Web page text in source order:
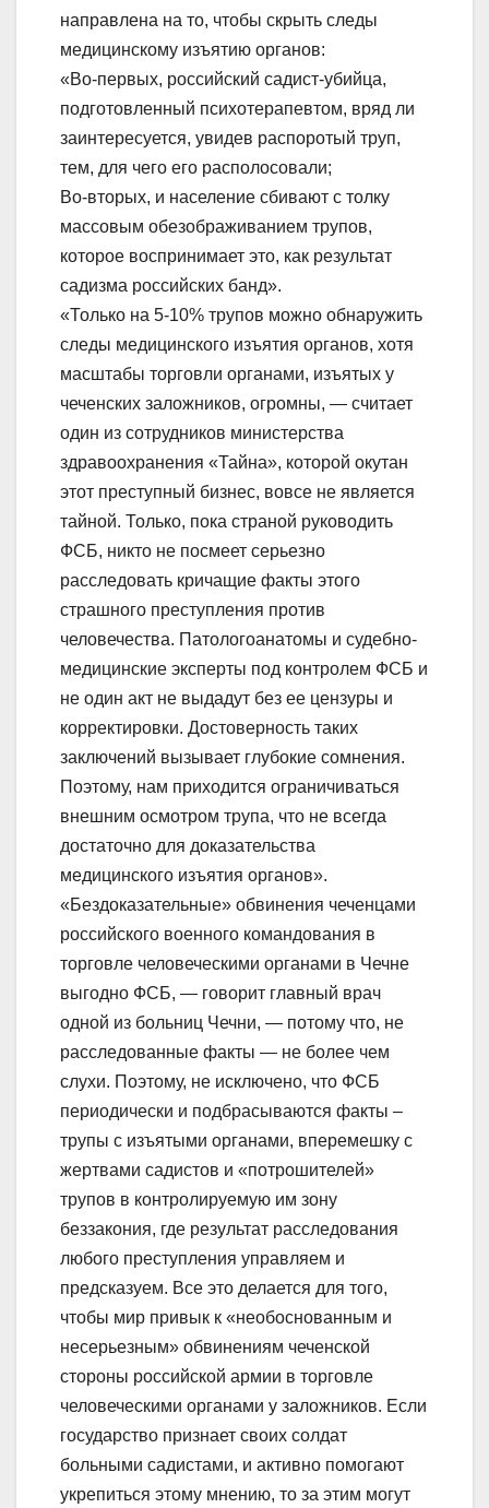
направлена на то, чтобы скрыть следы
медицинскому изъятию органов:
«Во-первых, российский садист-убийца,
подготовленный психотерапевтом, вряд ли
заинтересуется, увидев распоротый труп,
тем, для чего его располосовали;
Во-вторых, и население сбивают с толку
массовым обезображиванием трупов,
которое воспринимает это, как результат
садизма российских банд».
«Только на 5-10% трупов можно обнаружить
следы медицинского изъятия органов, хотя
масштабы торговли органами, изъятых у
чеченских заложников, огромны, — считает
один из сотрудников министерства
здравоохранения «Тайна», которой окутан
этот преступный бизнес, вовсе не является
тайной. Только, пока страной руководить
ФСБ, никто не посмеет серьезно
расследовать кричащие факты этого
страшного преступления против
человечества. Патологоанатомы и судебно-
медицинские эксперты под контролем ФСБ и
не один акт не выдадут без ее цензуры и
корректировки. Достоверность таких
заключений вызывает глубокие сомнения.
Поэтому, нам приходится ограничиваться
внешним осмотром трупа, что не всегда
достаточно для доказательства
медицинского изъятия органов».
«Бездоказательные» обвинения чеченцами
российского военного командования в
торговле человеческими органами в Чечне
выгодно ФСБ, — говорит главный врач
одной из больниц Чечни, — потому что, не
расследованные факты — не более чем
слухи. Поэтому, не исключено, что ФСБ
периодически и подбрасываются факты –
трупы с изъятыми органами, вперемешку с
жертвами садистов и «потрошителей»
трупов в контролируемую им зону
беззакония, где результат расследования
любого преступления управляем и
предсказуем. Все это делается для того,
чтобы мир привык к «необоснованным и
несерьезным» обвинениям чеченской
стороны российской армии в торговле
человеческими органами у заложников. Если
государство признает своих солдат
больными садистами, и активно помогают
укрепиться этому мнению, то за этим могут